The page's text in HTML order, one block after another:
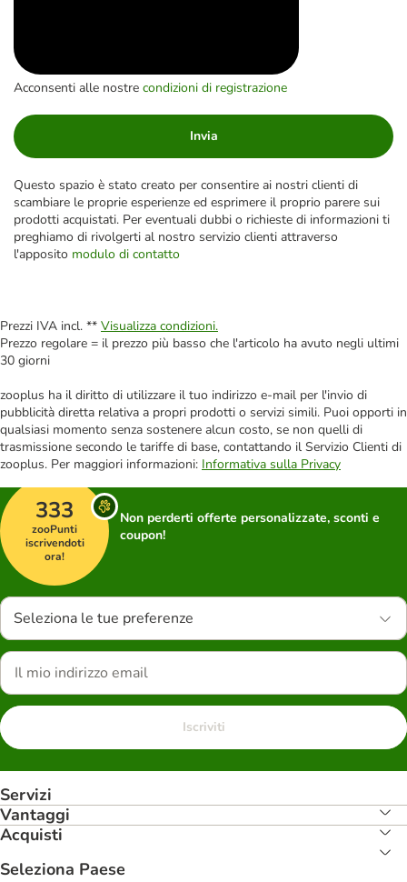
Acconsenti alle nostre condizioni di registrazione
Invia
Questo spazio è stato creato per consentire ai nostri clienti di
scambiare le proprie esperienze ed esprimere il proprio parere sui
prodotti acquistati. Per eventuali dubbi o richieste di informazioni ti
preghiamo di rivolgerti al nostro servizio clienti attraverso
l'apposito modulo di contatto
Prezzi IVA incl. ** Visualizza condizioni.
Prezzo regolare = il prezzo più basso che l'articolo ha avuto negli ultimi
30 giorni
zooplus ha il diritto di utilizzare il tuo indirizzo e-mail per l'invio di
pubblicità diretta relativa a propri prodotti o servizi simili. Puoi opporti in
qualsiasi momento senza sostenere alcun costo, se non quelli di
trasmissione secondo le tariffe di base, contattando il Servizio Clienti di
zooplus. Per maggiori informazioni: Informativa sulla Privacy
333
zooPunti
iscrivendoti
ora!
Non perderti offerte personalizzate, sconti e
coupon!
Seleziona le tue preferenze
Iscriviti
Servizi
Vantaggi
Acquisti
Seleziona Paese